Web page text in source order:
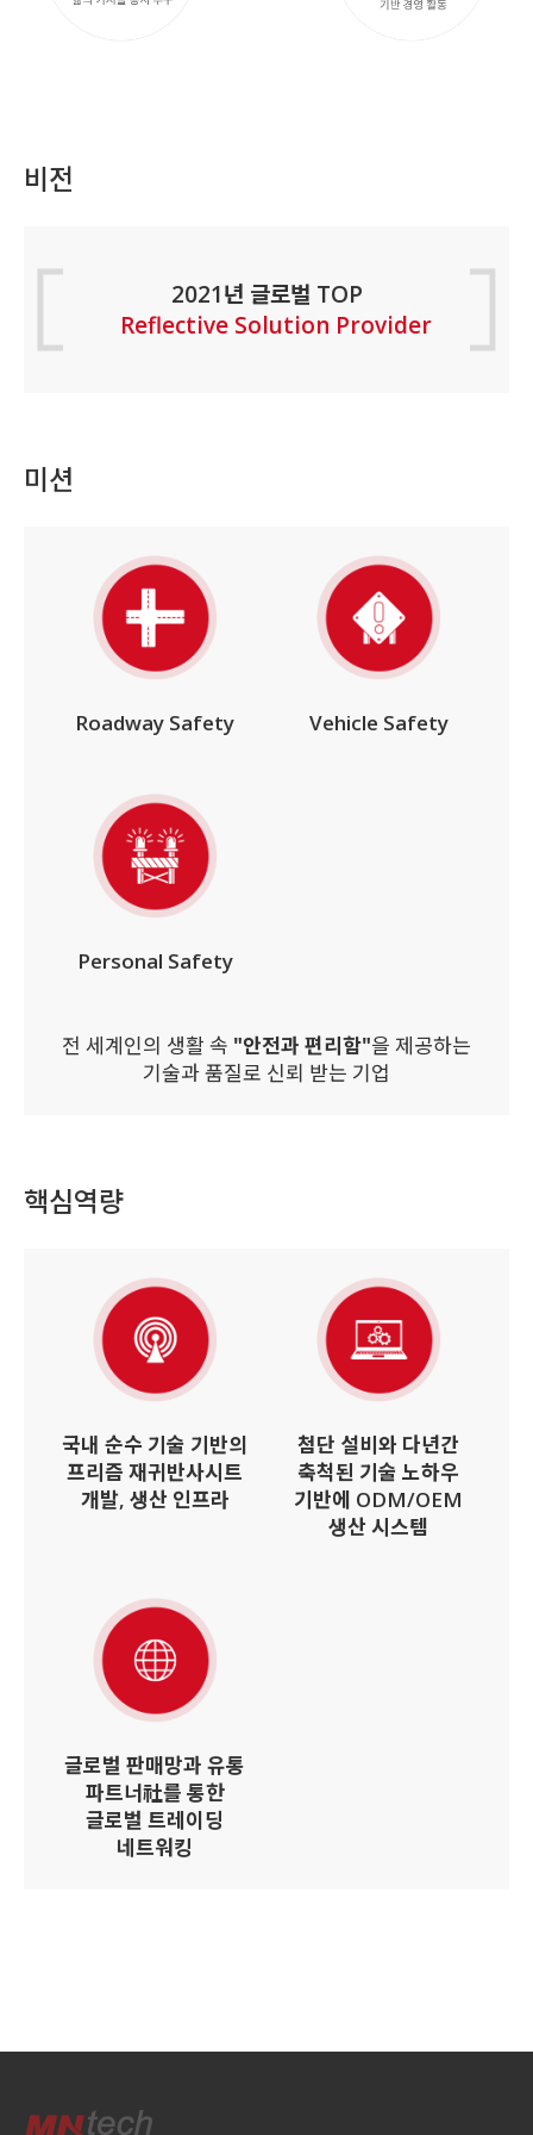
비전
2021년 글로벌 TOP
Reflective Solution Provider
미션
Roadway Safety Vehicle Safety
Personal Safety
전 세계인의 생활 속 "안전과 편리함"을 제공하는
기술과 품질로 신뢰 받는 기업
핵심역량
국내 순수 기술 기반의
프리즘 재귀반사시트
개발, 생산 인프라
첨단 설비와 다년간
축척된 기술 노하우
기반에 ODM/OEM
생산 시스템
글로벌 판매망과 유통
파트너社를 통한
글로벌 트레이딩
네트워킹